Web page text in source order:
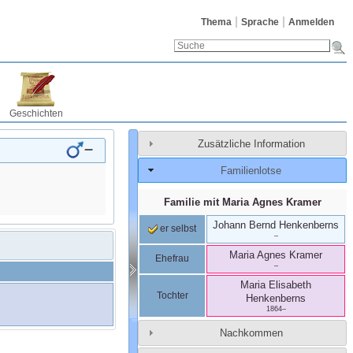
Thema Sprache Anmelden
Geschichten
– Zusätzliche Information
Familienlotse
Familie mit Maria Agnes Kramer
er selbst Johann Bernd Henkenberns
–
Ehefrau Maria Agnes Kramer
–
Tochter
Maria Elisabeth
Henkenberns
1864–
Nachkommen